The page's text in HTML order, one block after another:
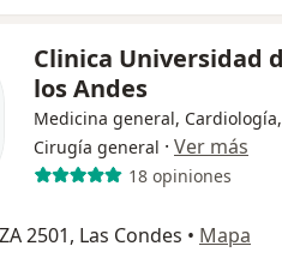
Clinica Universidad
los Andes
Medicina general, Cardiología,
Cirugía general · Ver más
18 opiniones
2501, Las Condes • Mapa